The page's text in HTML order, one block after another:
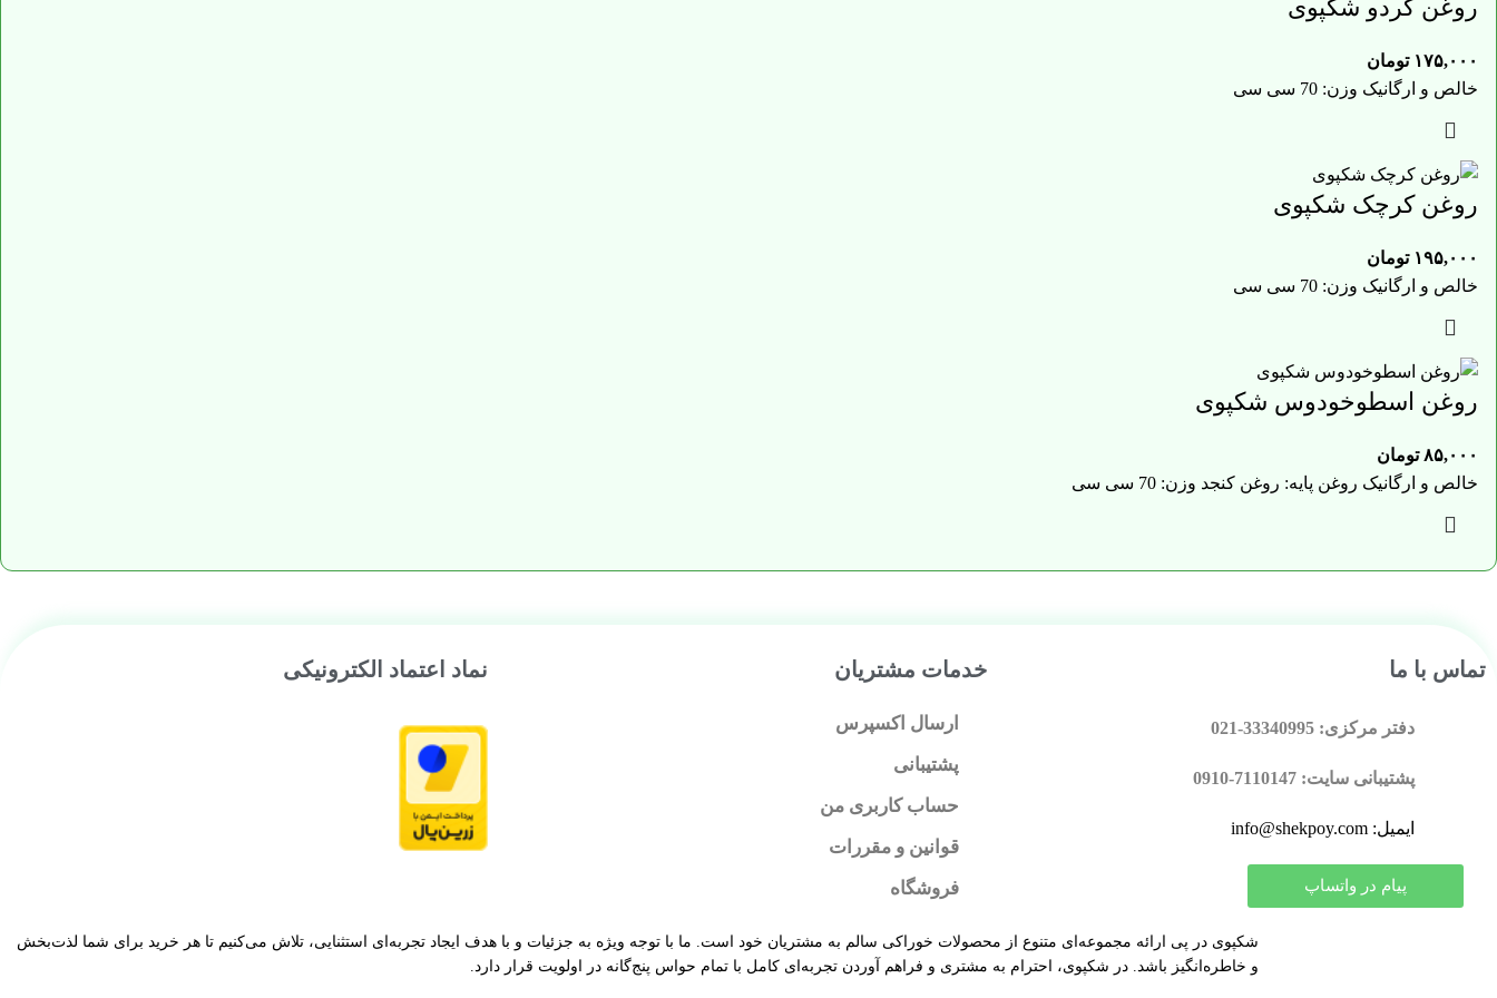
روغن گردو شکپوی
۱۷۵,۰۰۰ تومان
خالص و ارگانیک وزن: 70 سی سی
روغن کرچک شکپوی
۱۹۵,۰۰۰ تومان
خالص و ارگانیک وزن: 70 سی سی
روغن اسطوخودوس شکپوی
۸۵,۰۰۰ تومان
خالص و ارگانیک روغن پایه: روغن کنجد وزن: 70 سی سی
تماس با ما
دفتر مرکزی: 33340995-021
پشتیبانی سایت: 7110147-0910
ایمیل: info@shekpoy.com
پیام در واتساپ
خدمات مشتریان
ارسال اکسپرس
پشتیبانی
حساب کاربری من
قوانین و مقررات
فروشگاه
نماد اعتماد الکترونیکی
شکپوی در پی ارائه مجموعه‌ای متنوع از محصولات خوراکی سالم به مشتریان خود است. ما با توجه ویژه به جزئیات و با هدف ایجاد تجربه‌ای استثنایی، تلاش می‌کنیم تا هر خرید برای شما لذت‌بخش
و خاطره‌انگیز باشد. در شکپوی، احترام به مشتری و فراهم آوردن تجربه‌ای کامل با تمام حواس پنج‌گانه در اولویت قرار دارد.